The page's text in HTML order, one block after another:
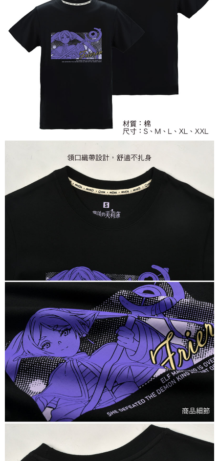
7-11取貨付款
每筆NT$65，滿NT$1,300(含以上)免運費
付款後7-11取貨
每筆NT$65，滿NT$1,300(含以上)免運費
每筆NT$100，滿NT$1,300(含以上)免運費
宅配-離島(澎湖/金門/馬祖)-木棉花樂園專用
每筆NT$220